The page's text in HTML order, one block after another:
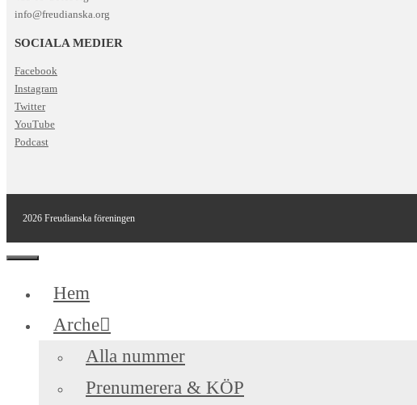
info@freudianska.org
SOCIALA MEDIER
Facebook
Instagram
Twitter
YouTube
Podcast
2026 Freudianska föreningen
Stäng
Hem
Arche
Alla nummer
Prenumerera & KÖP